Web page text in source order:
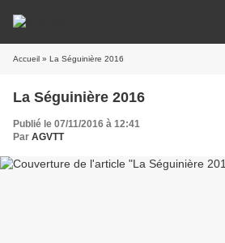
Accueil » La Séguinière 2016
La Séguinière 2016
Publié le 07/11/2016 à 12:41
Par AGVTT